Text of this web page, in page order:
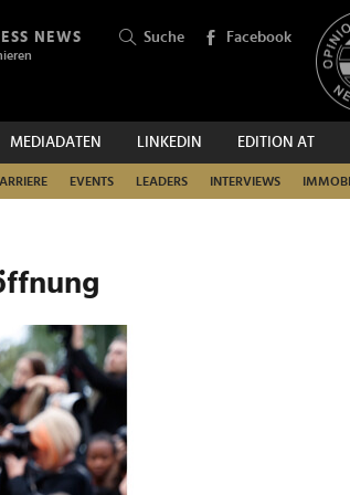
NEWS Suche Facebook
MEDIADATEN LINKEDIN EDITION AT
EVENTS LEADERS INTERVIEWS
SUCHEN